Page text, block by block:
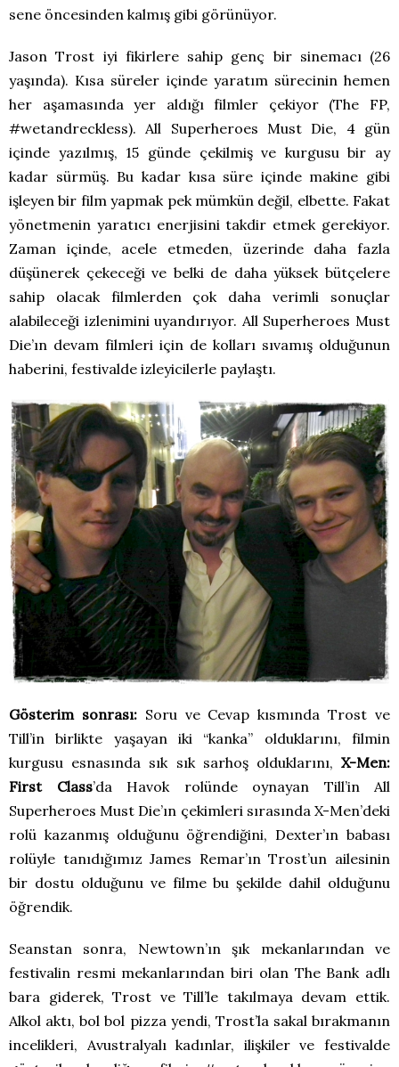
sene öncesinden kalmış gibi görünüyor.
Jason Trost iyi fikirlere sahip genç bir sinemacı (26
yaşında). Kısa süreler içinde yaratım sürecinin hemen
her aşamasında yer aldığı filmler çekiyor (The FP,
#wetandreckless). All Superheroes Must Die, 4 gün
içinde yazılmış, 15 günde çekilmiş ve kurgusu bir ay
kadar sürmüş. Bu kadar kısa süre içinde makine gibi
işleyen bir film yapmak pek mümkün değil, elbette. Fakat
yönetmenin yaratıcı enerjisini takdir etmek gerekiyor.
Zaman içinde, acele etmeden, üzerinde daha fazla
düşünerek çekeceği ve belki de daha yüksek bütçelere
sahip olacak filmlerden çok daha verimli sonuçlar
alabileceği izlenimini uyandırıyor. All Superheroes Must
Die’ın devam filmleri için de kolları sıvamış olduğunun
haberini, festivalde izleyicilerle paylaştı.
Gösterim sonrası: Soru ve Cevap kısmında Trost ve
Till’in birlikte yaşayan iki “kanka” olduklarını, filmin
kurgusu esnasında sık sık sarhoş olduklarını, X-Men:
First Class’da Havok rolünde oynayan Till’in All
Superheroes Must Die’ın çekimleri sırasında X-Men’deki
rolü kazanmış olduğunu öğrendiğini, Dexter’ın babası
rolüyle tanıdığımız James Remar’ın Trost’un ailesinin
bir dostu olduğunu ve filme bu şekilde dahil olduğunu
öğrendik.
Seanstan sonra, Newtown’ın şık mekanlarından ve
festivalin resmi mekanlarından biri olan The Bank adlı
bara giderek, Trost ve Till’le takılmaya devam ettik.
Alkol aktı, bol bol pizza yendi, Trost’la sakal bırakmanın
incelikleri, Avustralyalı kadınlar, ilişkiler ve festivalde